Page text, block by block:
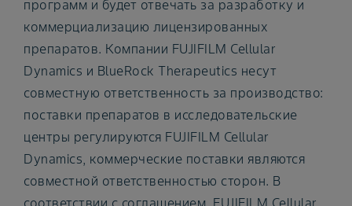
программ и будет отвечать за разработку и
коммерциализацию лицензированных
препаратов. Компании FUJIFILM Cellular
Dynamics и BlueRock Therapeutics несут
совместную ответственность за производство:
поставки препаратов в исследовательские
центры регулируются FUJIFILM Cellular
Dynamics, коммерческие поставки являются
совместной ответственностью сторон. В
соответствии с соглашением, FUJIFILM Cellular